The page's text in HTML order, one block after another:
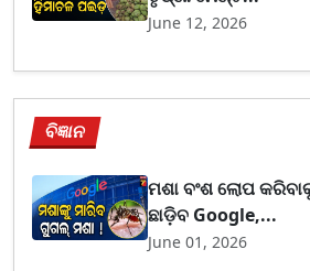
June 12, 2026
ବିଜ୍ଞାନ
ମଶା ବଂଶ ଲୋପ
ଛାଡ଼ିବ Google,...
June 01, 2026